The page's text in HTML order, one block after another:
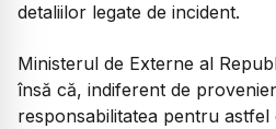
detaliilor legate de incident.
Ministerul de Externe al
însă că, indiferent de
responsabilitatea pentru astfel